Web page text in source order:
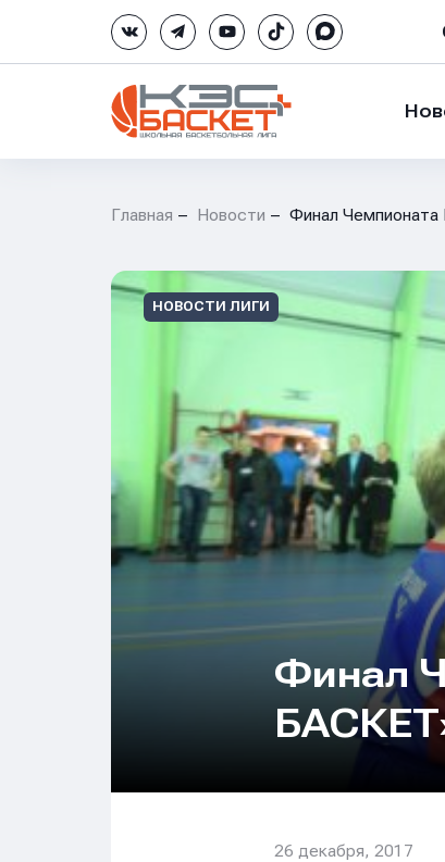
Главная Новости Финал
НОВОСТИ ЛИГИ
Финал
26 декабря, 2017